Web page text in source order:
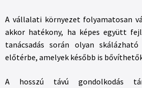
A vállalati környezet folyamatosan
akkor hatékony, ha képes együtt
tanácsadás során olyan
előtérbe, amelyek később is
A hosszú távú gondolkodás